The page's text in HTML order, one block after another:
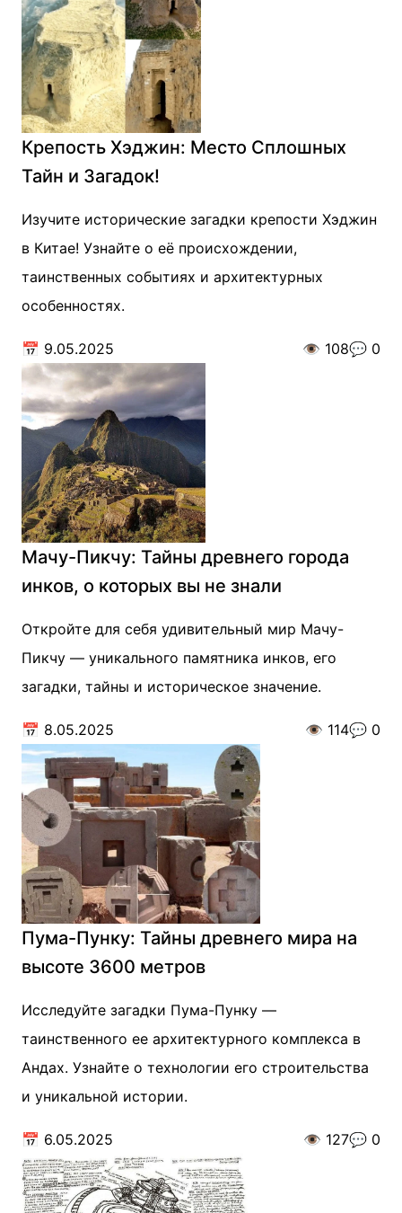
Крепость Хэджин: Место Сплошных
Тайн и Загадок!
Изучите исторические загадки крепости Хэджин
в Китае! Узнайте о её происхождении,
таинственных событиях и архитектурных
особенностях.
📅 9.05.2025 👁️ 108💬 0
Мачу-Пикчу: Тайны древнего города
инков, о которых вы не знали
Откройте для себя удивительный мир Мачу-
Пикчу — уникального памятника инков, его
загадки, тайны и историческое значение.
📅 8.05.2025 👁️ 114💬 0
Пума-Пунку: Тайны древнего мира на
высоте 3600 метров
Исследуйте загадки Пума-Пунку —
таинственного ее архитектурного комплекса в
Андах. Узнайте о технологии его строительства
и уникальной истории.
📅 6.05.2025 👁️ 127💬 0